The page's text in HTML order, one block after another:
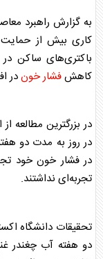
به گزارش راهبرد
کاری بیش از
باکتری‌های ساکن
کاهشفشار خوندر
در بزرگترین مطالعه
در روز به مدت دو
درفشار خونخود
تجربه‌ای نداشتند.
تحقیقات دانشگاه
دو هفته آبچغندر